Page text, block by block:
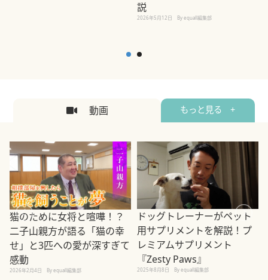
説
2026年5月12日 By equall編集部
動画 もっと見る +
猫のために女将と喧嘩！？
二子山親方が語る「猫の幸
せ」と3匹への愛が深すぎて
感動
2026年2月4日 By equall編集部
ドッグトレーナーがペット
用サプリメントを解説！プ
レミアムサプリメント
『Zesty Paws』
2025年8月8日 By equall編集部